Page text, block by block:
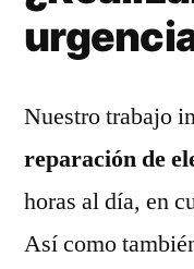
Nuestro trabajo
reparación de
horas al día, en
Así como